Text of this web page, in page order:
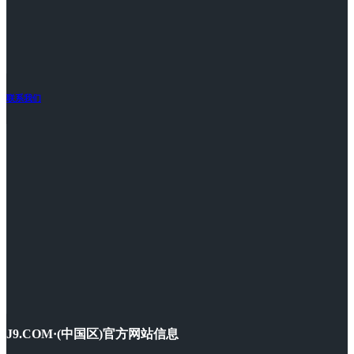
联系我们
J9.COM·(中国区)官方网站信息